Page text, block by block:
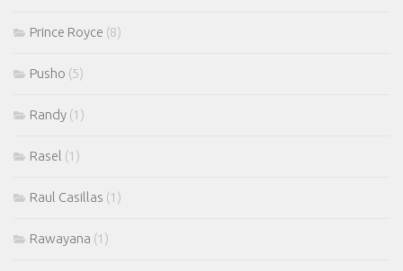
Prince Royce (8)
Pusho (5)
Randy (1)
Rasel (1)
Raul Casillas (1)
Rawayana (1)